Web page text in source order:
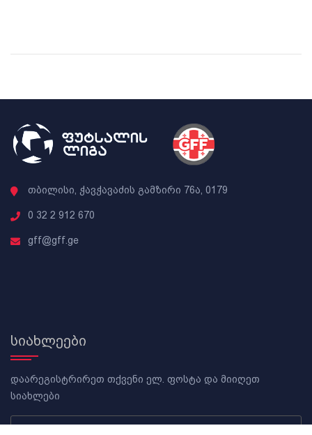
თბილისი, ჭავჭავაძის გამზირი 76ა, 0179
0 32 2 912 670
gff@gff.ge
სიახლეები
დაარეგისტრირეთ თქვენი ელ. ფოსტა და მიიღეთ
სიახლები